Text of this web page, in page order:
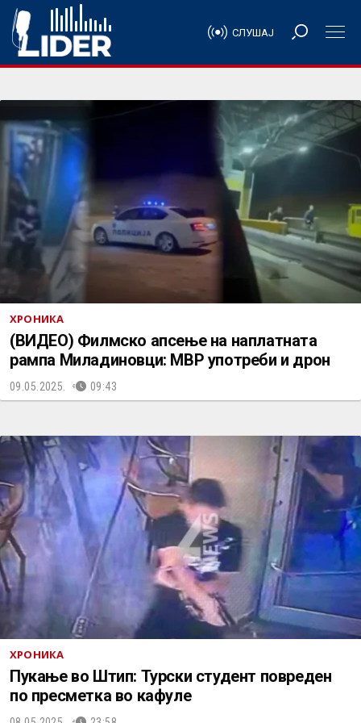
СЛУШАЈ
ХРОНИКА
(ВИДЕО) Филмско апсење на наплатната
рампа Миладиновци: МВР употреби и дрон
09.05.2025. 09:43
ХРОНИКА
Пукање во Штип: Турски студент повреден
по пресметка во кафуле